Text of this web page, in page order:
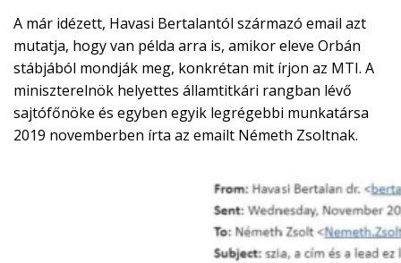
A már idézett, Havasi Bertalantól származó email azt
mutatja, hogy van példa arra is, amikor eleve Orbán
stábjából mondják meg, konkrétan mit írjon az MTI. A
miniszterelnök helyettes államtitkári rangban lévő
sajtófőnöke és egyben egyik legrégebbi munkatársa
2019 novemberben írta az emailt Németh Zsoltnak.